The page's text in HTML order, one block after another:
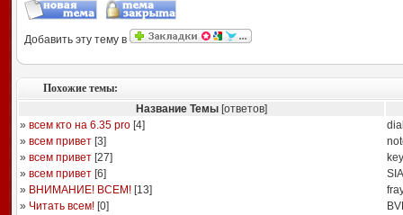
Добавить эту тему в
Похожие темы:
Название Темы[ответов]
» всем кто на 6.35 pro[4]
» всем привет[3]
» всем привет[27]
» всем привет[6]
» ВНИМАНИЕ! ВСЕМ![13]
» Читать всем![0]